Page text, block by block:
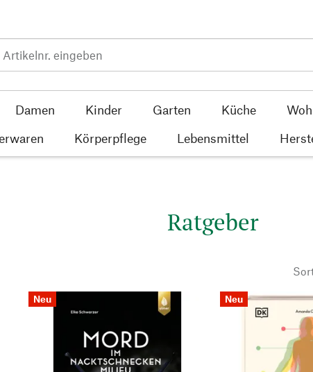
Damen Kinder Garten Küche
Körperpflege Lebensmittel
Ratgeber
Neu Neu